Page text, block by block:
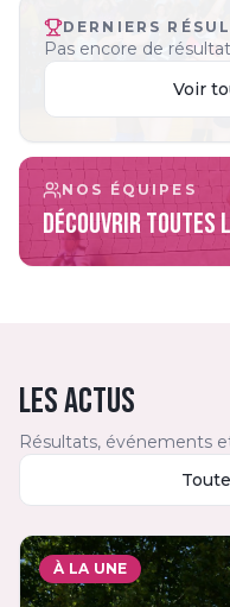
DERNIERS
Pas encore de
Voir
NOS ÉQUIPES
Découvrir toutes
LES ACTUS
Résultats, événements
À LA UNE